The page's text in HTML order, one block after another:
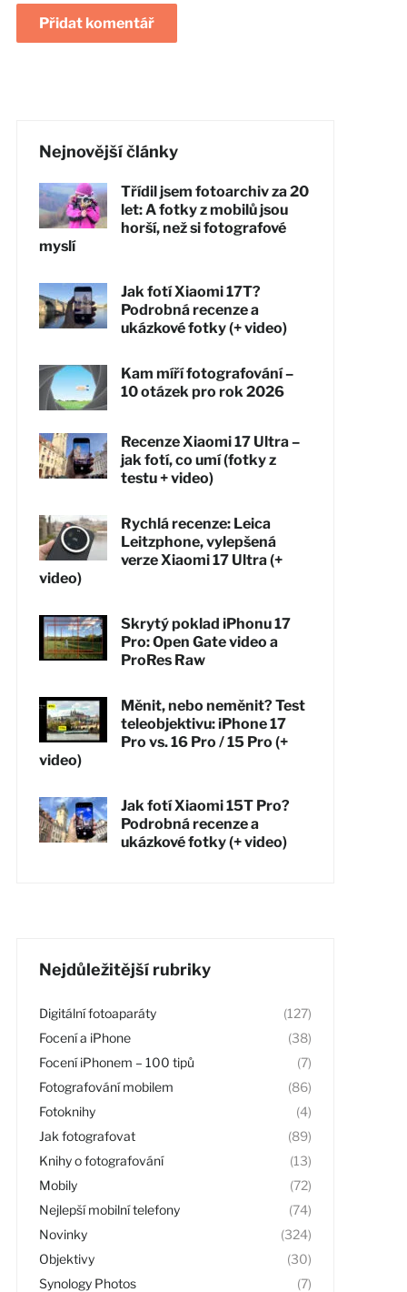
Nejnovější články
Třídil jsem fotoarchiv za 20
let: A fotky z mobilů jsou
horší, než si fotografové
myslí
Jak fotí Xiaomi 17T?
Podrobná recenze a
ukázkové fotky (+ video)
Kam míří fotografování –
10 otázek pro rok 2026
Recenze Xiaomi 17 Ultra –
jak fotí, co umí (fotky z
testu + video)
Rychlá recenze: Leica
Leitzphone, vylepšená
verze Xiaomi 17 Ultra (+
video)
Skrytý poklad iPhonu 17
Pro: Open Gate video a
ProRes Raw
Měnit, nebo neměnit? Test
teleobjektivu: iPhone 17
Pro vs. 16 Pro / 15 Pro (+
video)
Jak fotí Xiaomi 15T Pro?
Podrobná recenze a
ukázkové fotky (+ video)
Nejdůležitější rubriky
Digitální fotoaparáty
(127)
Focení a iPhone
(38)
Focení iPhonem – 100 tipů
(7)
Fotografování mobilem
(86)
Fotoknihy
(4)
Jak fotografovat
(89)
Knihy o fotografování
(13)
Mobily
(72)
Nejlepší mobilní telefony
(74)
Novinky
(324)
Objektivy
(30)
Synology Photos
(7)